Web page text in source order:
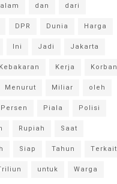
dan
dari
DPR Dunia
Harga
Ini Jadi
Jakarta
Kebakaran Kerja
Korban
Menurut Miliar
oleh
Persen Piala
Polisi
Rupiah
Saat
Siap Tahun
Terkait
untuk
Warga